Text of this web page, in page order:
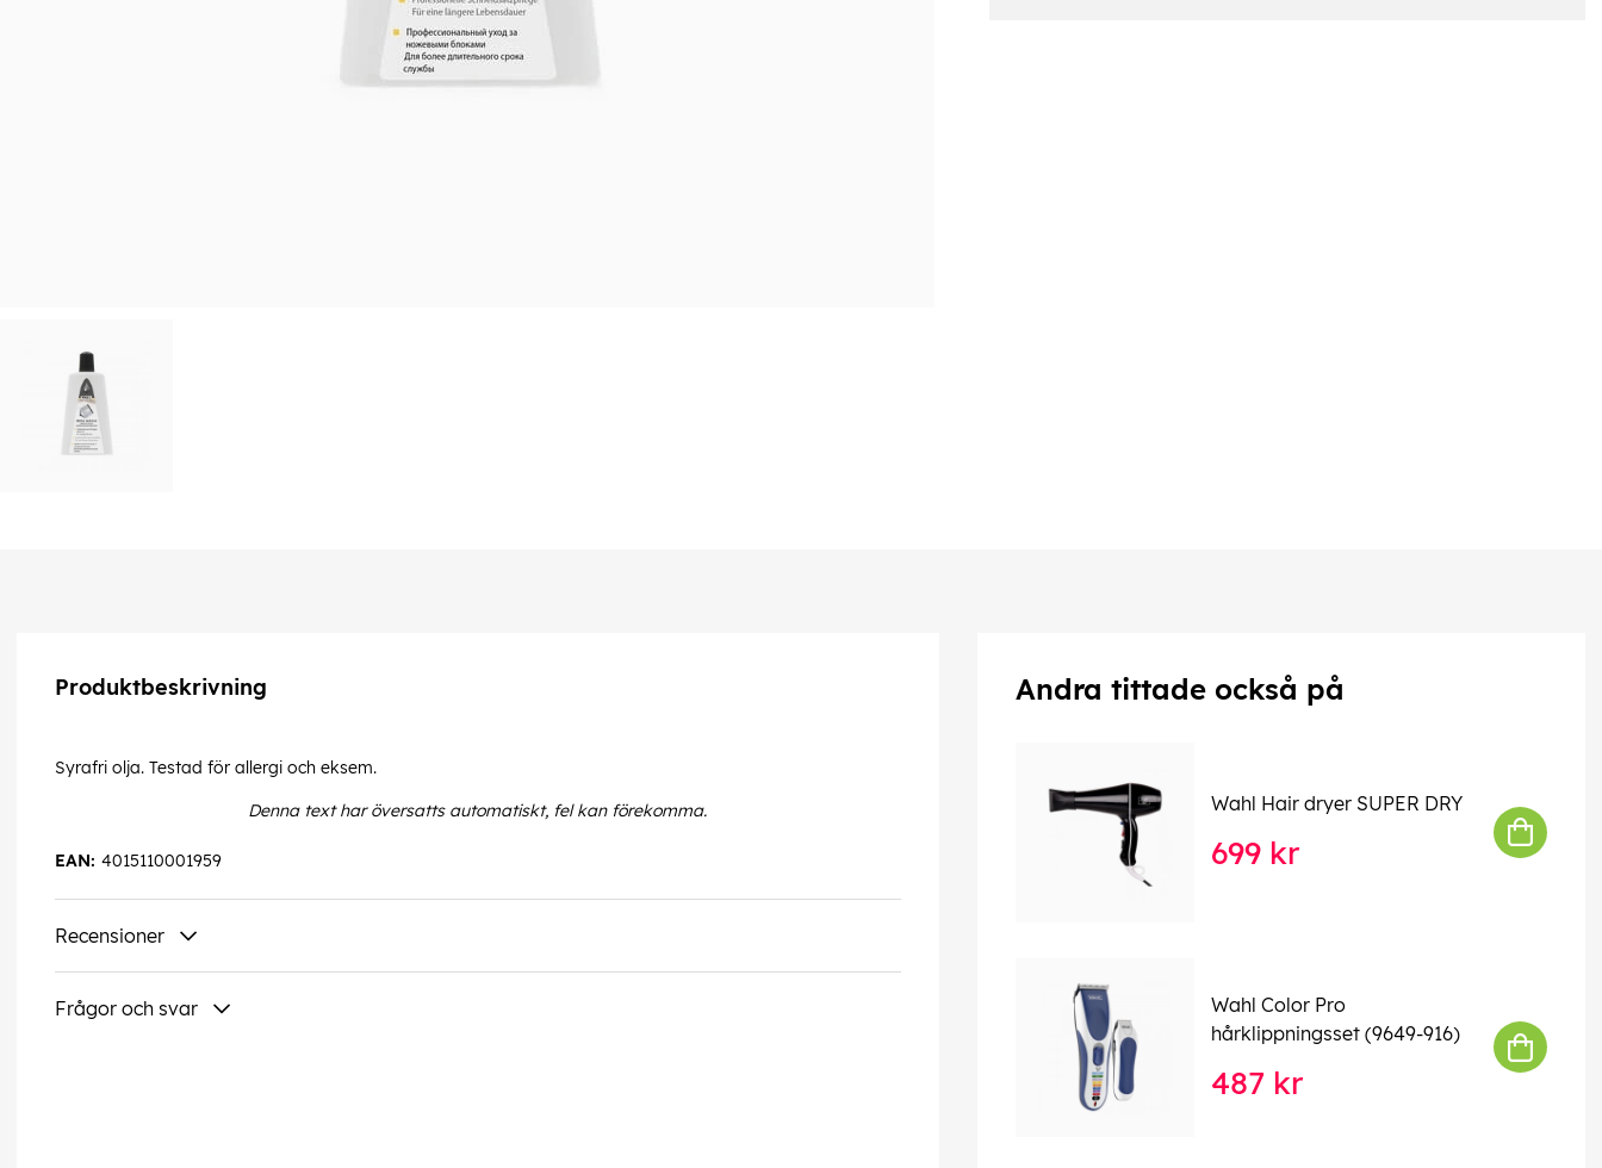
Produktbeskrivning
Syrafri olja. Testad för allergi och eksem.
Denna text har översatts automatiskt, fel kan förekomma.
4015110001959
EAN:
Recensioner
Frågor och svar
Andra tittade också på
Wahl Hair dryer SUPER DRY
699 kr
Wahl Color Pro
hårklippningsset (9649-916)
487 kr